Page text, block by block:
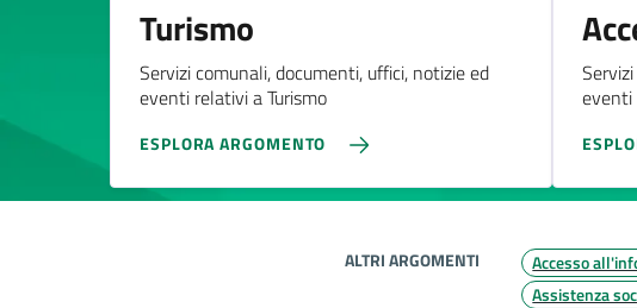
Turismo
Servizi comunali, documenti, uffici, notizie ed
eventi relativi a Turismo
ESPLORA ARGOMENTO
eventi
ALTRI ARGOMENTI Accesso
Assistenza